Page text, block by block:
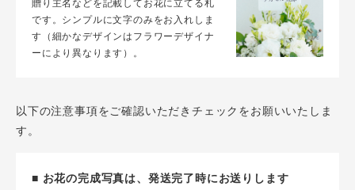
贈り主名などを記載してお花に立てる札
です。シンプルに文字のみをお入れしま
す（細かなデザインはフラワーデザイナ
ーにより異なります）。
以下の注意事項をご確認いただきチェックをお願いいたしま
す。
■ お花の完成写真は、発送完了時にお送りします